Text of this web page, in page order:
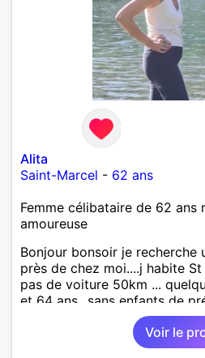
Alita
Saint-Marcel - 62 ans
Femme célibataire de 62 ans
amoureuse
Bonjour bonsoir je recherche
près de chez moi....j habite
pas de voiture 50km ...
et 64 ans...sans enfants de
adultes et qui n aurait garder
une où plusieurs ex...si vous
recherche ecrivez moi je vous
Voir le